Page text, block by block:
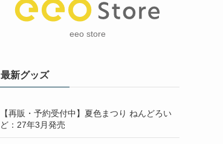
eeo store
最新グッズ
【再販・予約受付中】夏色まつり ねんどろい
ど：27年3月発売